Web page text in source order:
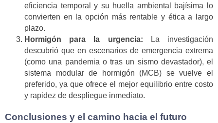
eficiencia temporal y su huella ambiental bajísima lo
convierten en la opción más rentable y ética a largo
plazo.
Hormigón para la urgencia: La investigación
descubrió que en escenarios de emergencia extrema
(como una pandemia o tras un sismo devastador), el
sistema modular de hormigón (MCB) se vuelve el
preferido, ya que ofrece el mejor equilibrio entre costo
y rapidez de despliegue inmediato.
Conclusiones y el camino hacia el futuro